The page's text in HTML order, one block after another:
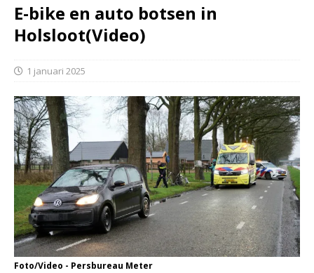
E-bike en auto botsen in
Holsloot(Video)
1 januari 2025
Foto/Video - Persbureau Meter